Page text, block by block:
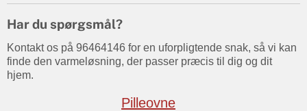
Har du spørgsmål?
Kontakt os på 96464146 for en uforpligtende snak, så vi kan
finde den varmeløsning, der passer præcis til dig og dit
hjem.
Pilleovne